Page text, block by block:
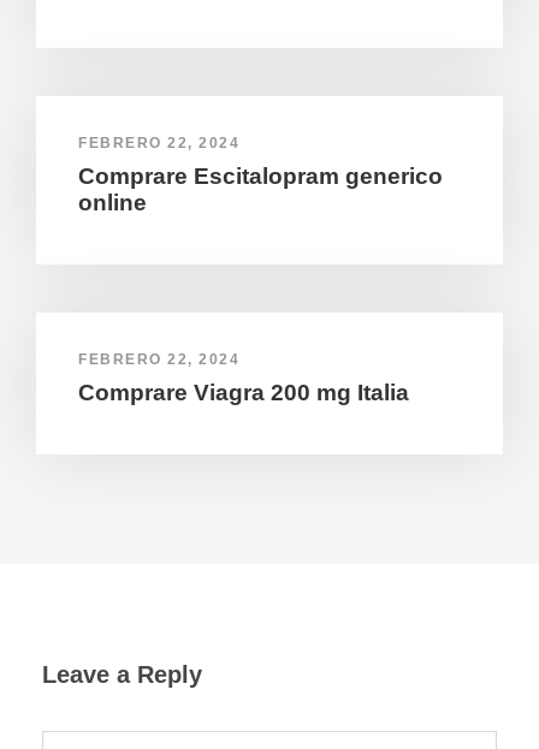
FEBRERO 22, 2024
Comprare Escitalopram generico
online
FEBRERO 22, 2024
Comprare Viagra 200 mg Italia
Leave a Reply